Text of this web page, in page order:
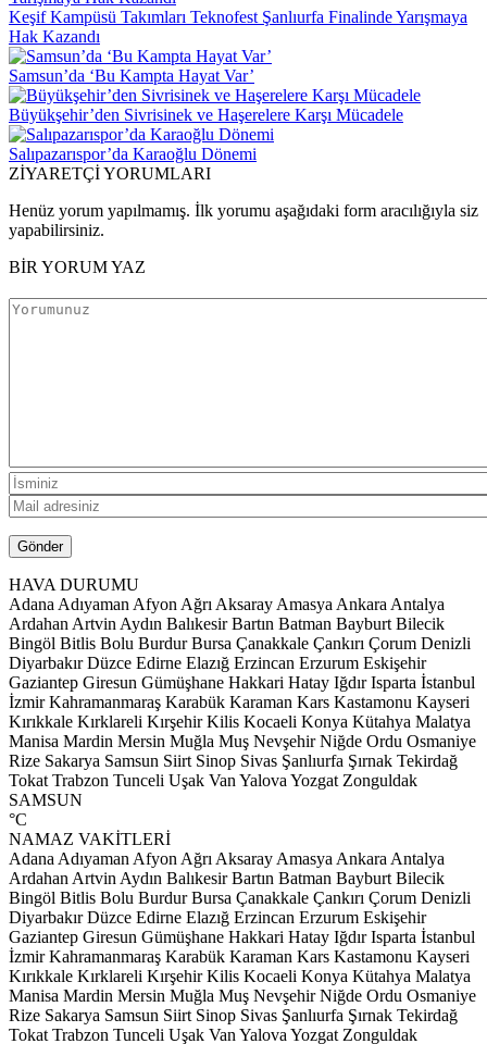
Keşif Kampüsü Takımları Teknofest Şanlıurfa Finalinde Yarışmaya
Hak Kazandı
Samsun’da ‘Bu Kampta Hayat Var’
Büyükşehir’den Sivrisinek ve Haşerelere Karşı Mücadele
Salıpazarıspor’da Karaoğlu Dönemi
ZİYARETÇİ YORUMLARI
Henüz yorum yapılmamış. İlk yorumu aşağıdaki form aracılığıyla siz
yapabilirsiniz.
BİR YORUM YAZ
HAVA DURUMU
Adana Adıyaman Afyon Ağrı Aksaray Amasya Ankara Antalya
Ardahan Artvin Aydın Balıkesir Bartın Batman Bayburt Bilecik
Bingöl Bitlis Bolu Burdur Bursa Çanakkale Çankırı Çorum Denizli
Diyarbakır Düzce Edirne Elazığ Erzincan Erzurum Eskişehir
Gaziantep Giresun Gümüşhane Hakkari Hatay Iğdır Isparta İstanbul
İzmir Kahramanmaraş Karabük Karaman Kars Kastamonu Kayseri
Kırıkkale Kırklareli Kırşehir Kilis Kocaeli Konya Kütahya Malatya
Manisa Mardin Mersin Muğla Muş Nevşehir Niğde Ordu Osmaniye
Rize Sakarya Samsun Siirt Sinop Sivas Şanlıurfa Şırnak Tekirdağ
Tokat Trabzon Tunceli Uşak Van Yalova Yozgat Zonguldak
SAMSUN
°C
NAMAZ VAKİTLERİ
Adana Adıyaman Afyon Ağrı Aksaray Amasya Ankara Antalya
Ardahan Artvin Aydın Balıkesir Bartın Batman Bayburt Bilecik
Bingöl Bitlis Bolu Burdur Bursa Çanakkale Çankırı Çorum Denizli
Diyarbakır Düzce Edirne Elazığ Erzincan Erzurum Eskişehir
Gaziantep Giresun Gümüşhane Hakkari Hatay Iğdır Isparta İstanbul
İzmir Kahramanmaraş Karabük Karaman Kars Kastamonu Kayseri
Kırıkkale Kırklareli Kırşehir Kilis Kocaeli Konya Kütahya Malatya
Manisa Mardin Mersin Muğla Muş Nevşehir Niğde Ordu Osmaniye
Rize Sakarya Samsun Siirt Sinop Sivas Şanlıurfa Şırnak Tekirdağ
Tokat Trabzon Tunceli Uşak Van Yalova Yozgat Zonguldak